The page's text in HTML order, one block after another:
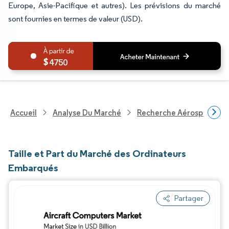
Europe, Asie-Pacifique et autres). Les prévisions du marché
sont fournies en termes de valeur (USD).
4750
Accueil Analyse Du Marché Recherche Aérospatiale
Taille et Part du Marché des Ordinateurs
Embarqués
Partager